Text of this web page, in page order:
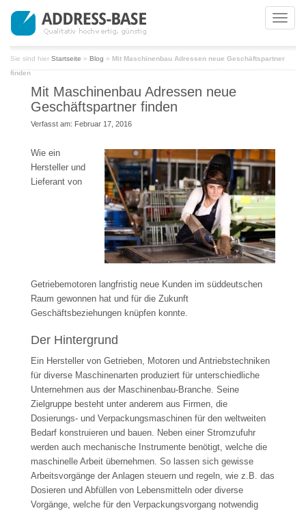
Toggle
Sie sind hier Startseite » Blog » Mit Maschinenbau Adressen neue Geschäftspartner
finden
Mit Maschinenbau Adressen neue
Geschäftspartner finden
Verfasst am: Februar 17, 2016
Wie ein
Hersteller und
Lieferant von
Getriebemotoren langfristig neue Kunden im süddeutschen
Raum gewonnen hat und für die Zukunft
Geschäftsbeziehungen knüpfen konnte.
Der Hintergrund
Ein Hersteller von Getrieben, Motoren und Antriebstechniken
für diverse Maschinenarten produziert für unterschiedliche
Unternehmen aus der Maschinenbau-Branche. Seine
Zielgruppe besteht unter anderem aus Firmen, die
Dosierungs- und Verpackungsmaschinen für den weltweiten
Bedarf konstruieren und bauen. Neben einer Stromzufuhr
werden auch mechanische Instrumente benötigt, welche die
maschinelle Arbeit übernehmen. So lassen sich gewisse
Arbeitsvorgänge der Anlagen steuern und regeln, wie z.B. das
Dosieren und Abfüllen von Lebensmitteln oder diverse
Vorgänge, welche für den Verpackungsvorgang notwendig